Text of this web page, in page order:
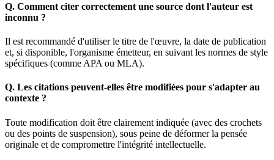
Q. Comment citer correctement une source dont l'auteur est
inconnu ?
Il est recommandé d'utiliser le titre de l'œuvre, la date de publication
et, si disponible, l'organisme émetteur, en suivant les normes de style
spécifiques (comme APA ou MLA).
Q. Les citations peuvent-elles être modifiées pour s'adapter au
contexte ?
Toute modification doit être clairement indiquée (avec des crochets
ou des points de suspension), sous peine de déformer la pensée
originale et de compromettre l'intégrité intellectuelle.